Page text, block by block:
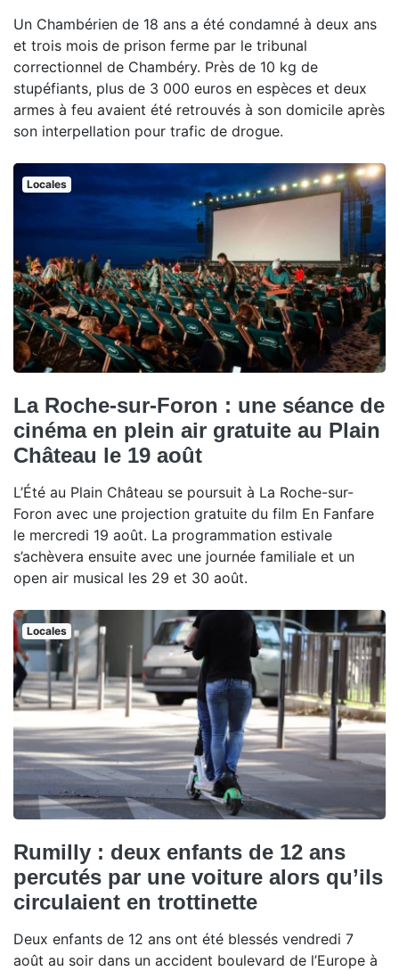
Un Chambérien de 18 ans a été condamné à deux ans
et trois mois de prison ferme par le tribunal
correctionnel de Chambéry. Près de 10 kg de
stupéfiants, plus de 3 000 euros en espèces et deux
armes à feu avaient été retrouvés à son domicile après
son interpellation pour trafic de drogue.
Locales
La Roche-sur-Foron : une séance de
cinéma en plein air gratuite au Plain
Château le 19 août
L’Été au Plain Château se poursuit à La Roche-sur-
Foron avec une projection gratuite du film En Fanfare
le mercredi 19 août. La programmation estivale
s’achèvera ensuite avec une journée familiale et un
open air musical les 29 et 30 août.
Locales
Rumilly : deux enfants de 12 ans
percutés par une voiture alors qu’ils
circulaient en trottinette
Deux enfants de 12 ans ont été blessés vendredi 7
août au soir dans un accident boulevard de l’Europe à